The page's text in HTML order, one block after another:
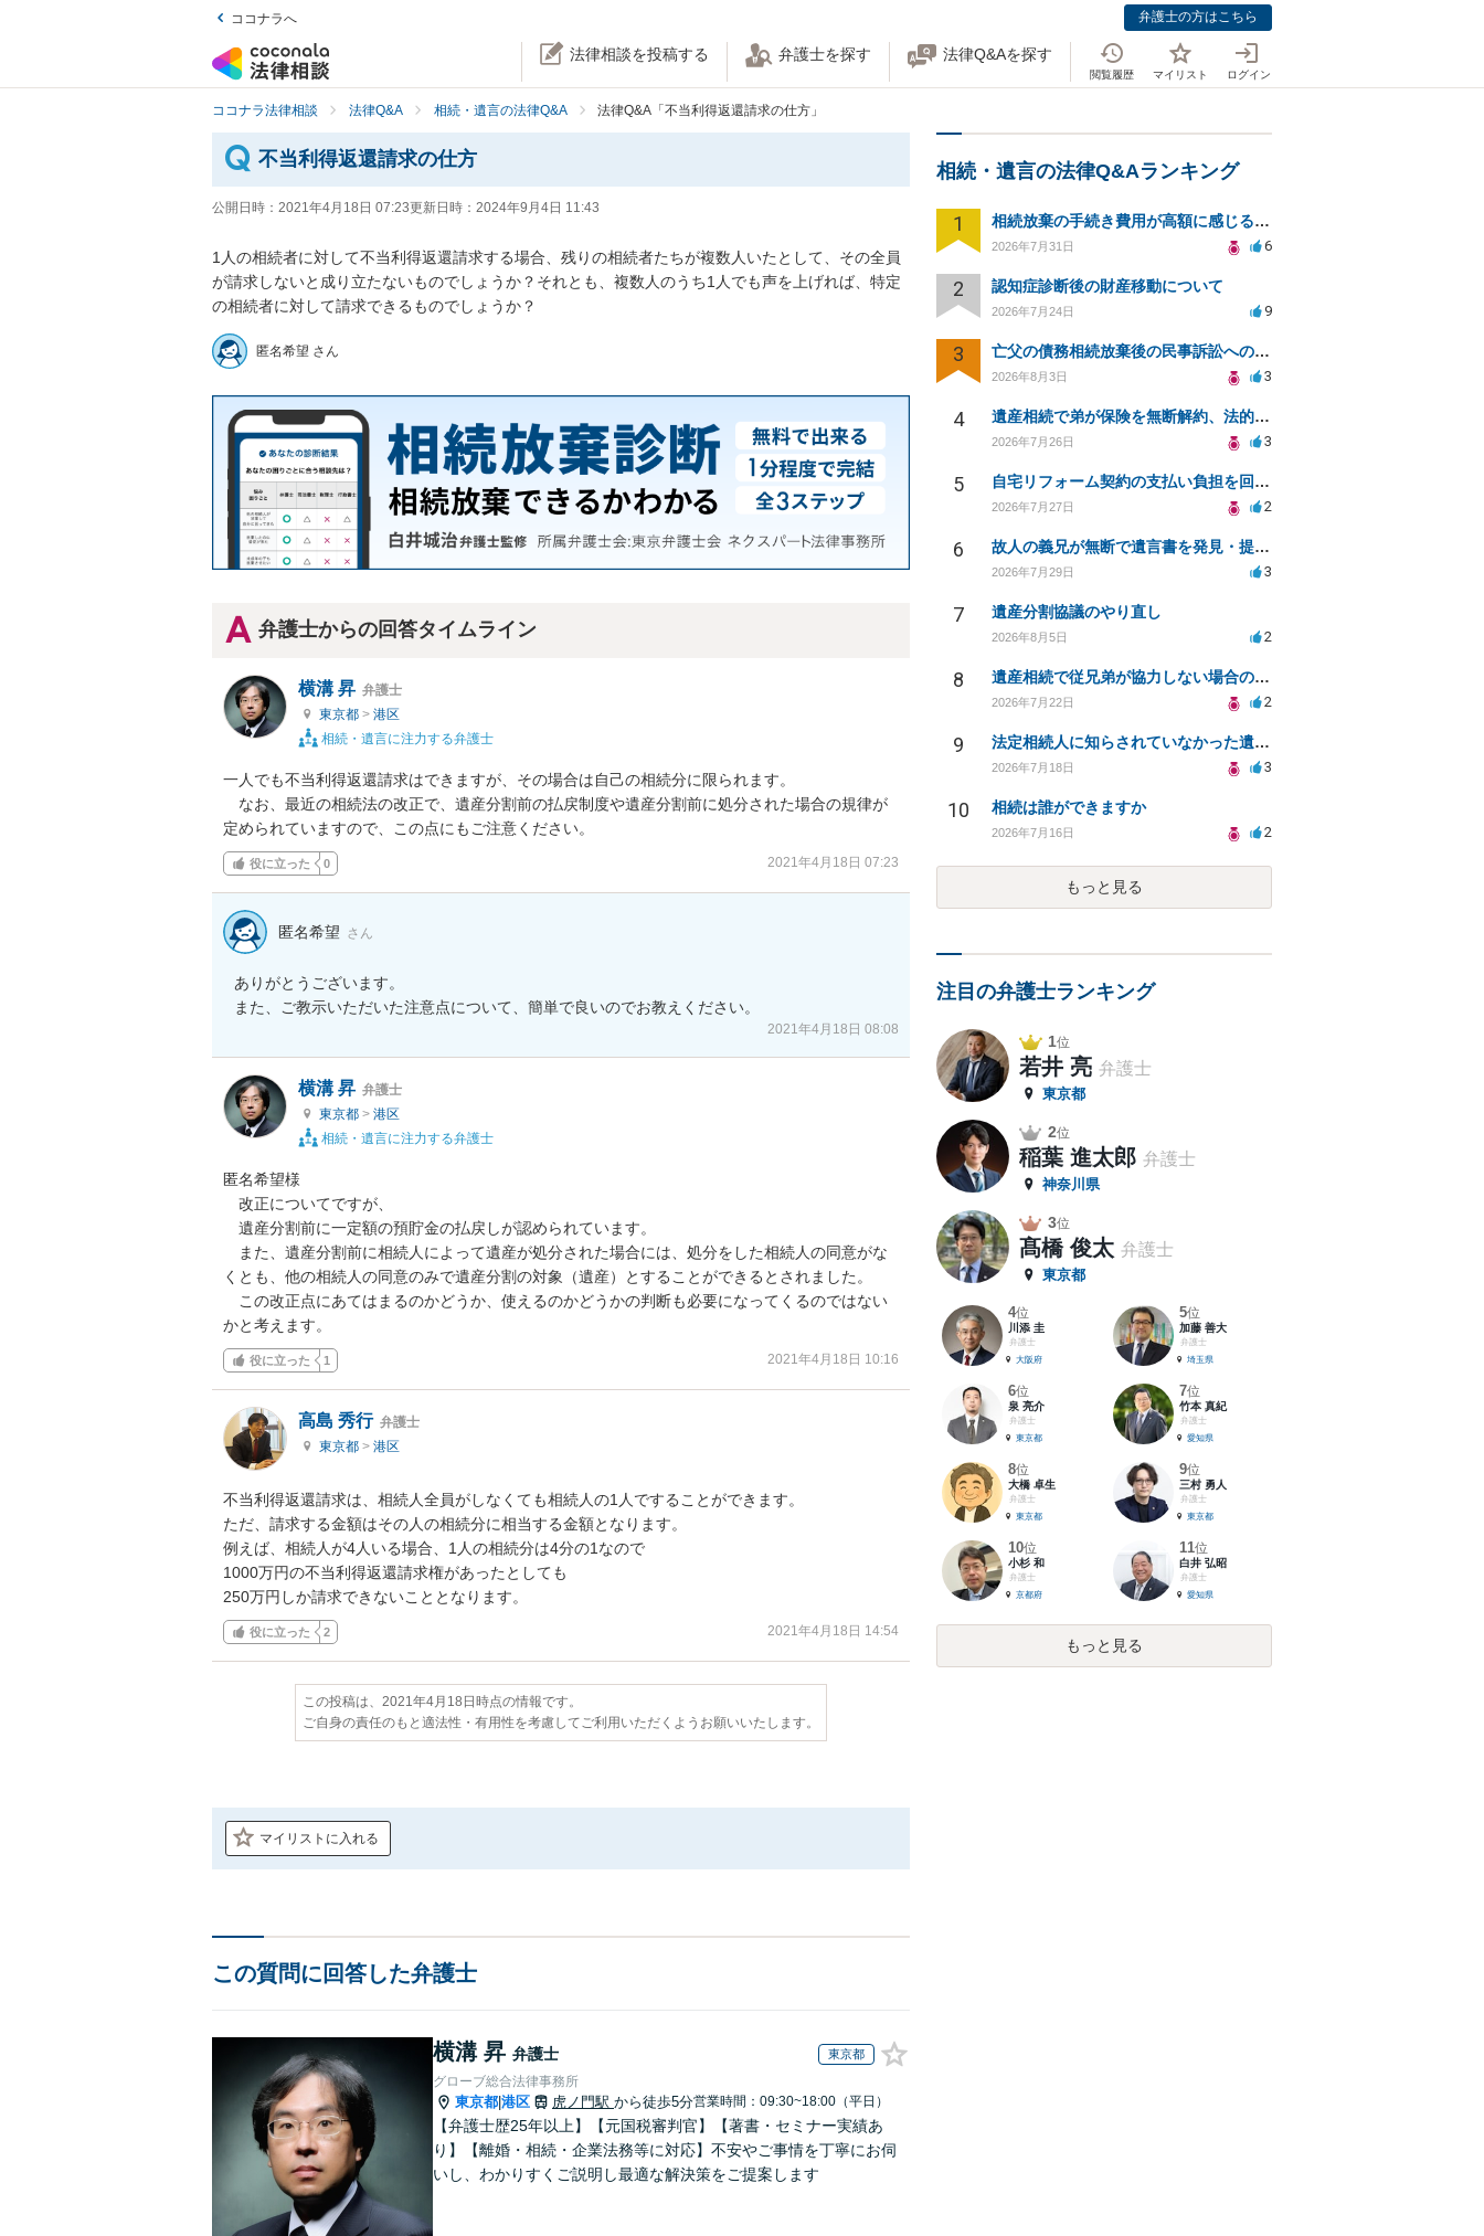
ココナラへ 弁護士の方はこちら
法律相談を投稿する 弁護士を探す 法律Q&Aを探す
閲覧履歴 マイリスト ログイン
ココナラ法律相談 法律Q&A 相続・遺言の法律Q&A 法律Q&A「不当利得返還請求の仕方」
不当利得返還請求の仕方
公開日時： 2021年4月18日 07:23更新日時： 2024年9月4日 11:43
1人の相続者に対して不当利得返還請求する場合、残りの相続者たちが複数人いたとして、その全員
が請求しないと成り立たないものでしょうか？それとも、複数人のうち1人でも声を上げれば、特定
の相続者に対して請求できるものでしょうか？
匿名希望 さん
弁護士からの回答タイムライン
横溝 昇 弁護士
東京都 > 港区
相続・遺言に注力する弁護士
一人でも不当利得返還請求はできますが、その場合は自己の相続分に限られます。
なお、最近の相続法の改正で、遺産分割前の払戻制度や遺産分割前に処分された場合の規律が
定められていますので、この点にもご注意ください。
役に立った 0 2021年4月18日 07:23
匿名希望 さん
ありがとうございます。
また、ご教示いただいた注意点について、簡単で良いのでお教えください。
2021年4月18日 08:08
横溝 昇 弁護士
東京都 > 港区
相続・遺言に注力する弁護士
匿名希望様
改正についてですが、
遺産分割前に一定額の預貯金の払戻しが認められています。
また、遺産分割前に相続人によって遺産が処分された場合には、処分をした相続人の同意がな
くとも、他の相続人の同意のみで遺産分割の対象（遺産）とすることができるとされました。
この改正点にあてはまるのかどうか、使えるのかどうかの判断も必要になってくるのではない
かと考えます。
役に立った 1 2021年4月18日 10:16
高島 秀行 弁護士
東京都 > 港区
不当利得返還請求は、相続人全員がしなくても相続人の1人ですることができます。
ただ、請求する金額はその人の相続分に相当する金額となります。
例えば、相続人が4人いる場合、1人の相続分は4分の1なので
1000万円の不当利得返還請求権があったとしても
250万円しか請求できないこととなります。
役に立った 2 2021年4月18日 14:54
この投稿は、2021年4月18日時点の情報です。
ご自身の責任のもと適法性・有用性を考慮してご利用いただくようお願いいたします。
マイリストに入れる
この質問に回答した弁護士
横溝 昇 弁護士 東京都
グローブ総合法律事務所
東京都 港区 虎ノ門駅 から徒歩5分営業時間：09:30~18:00（平日）
【弁護士歴25年以上】【元国税審判官】【著書・セミナー実績あ
り】【離婚・相続・企業法務等に対応】不安やご事情を丁寧にお伺
いし、わかりすくご説明し最適な解決策をご提案します
相続・遺言の法律Q&Aランキング
1 相続放棄の手続き費用が高額に感じるが妥当か知りたい
2026年7月31日 6
2 認知症診断後の財産移動について
2026年7月24日 9
3 亡父の債務相続放棄後の民事訴訟への法的対応についての相談
2026年8月3日 3
4 遺産相続で弟が保険を無断解約、法的問題は？
2026年7月26日 3
5 自宅リフォーム契約の支払い負担を回避する方法は？
2026年7月27日 2
6 故人の義兄が無断で遺言書を発見・提出、法的対処法は？
2026年7月29日 3
7 遺産分割協議のやり直し
2026年8月5日 2
8 遺産相続で従兄弟が協力しない場合の対処法は？
2026年7月22日 2
9 法定相続人に知らされていなかった遺言と遺産分割
2026年7月18日 3
10 相続は誰ができますか
2026年7月16日 2
もっと見る
注目の弁護士ランキング
1位
若井 亮 弁護士
東京都
2位
稲葉 進太郎 弁護士
神奈川県
3位
髙橋 俊太 弁護士
東京都
4位
川添 圭
弁護士
大阪府
5位
加藤 善大
弁護士
埼玉県
6位
泉 亮介
弁護士
東京都
7位
竹本 真紀
弁護士
愛知県
8位
大橋 卓生
弁護士
東京都
9位
三村 勇人
弁護士
東京都
10位
小杉 和
弁護士
京都府
11位
白井 弘昭
弁護士
愛知県
もっと見る